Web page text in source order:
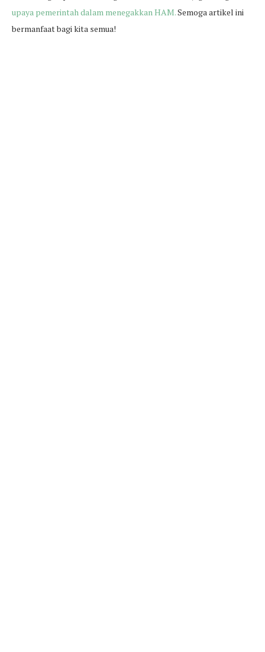
upaya pemerintah dalam menegakkan HAM.Semoga artikel ini
bermanfaat bagi kita semua!